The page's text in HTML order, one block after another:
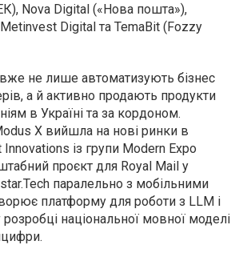
Nova Digital («Нова пошта»),
Digital та TemaBit (Fozzy
вже не лише автоматизують бізнес
а й активно продають продукти
в Україні та за кордоном.
X вийшла на нові ринки в
Innovations із групи Modern Expo
проєкт для Royal Mail у
паралельно з мобільними
платформу для роботи з LLM і
розробці національної мовної моделі